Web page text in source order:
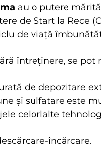
au o putere
de Start la Rece
de viață
întreținere, se pot
de depozitare
și sulfatare este
celorlalte
încărcare.